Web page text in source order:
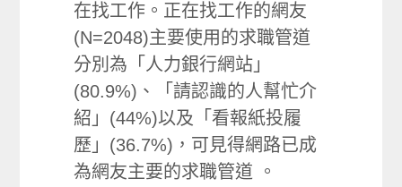
在找工作。正在找工作的網友
(N=2048)主要使用的求職管道
分別為「人力銀行網站」
(80.9%)、「請認識的人幫忙介
紹」(44%)以及「看報紙投履
歷」(36.7%)，可見得網路已成
為網友主要的求職管道 。